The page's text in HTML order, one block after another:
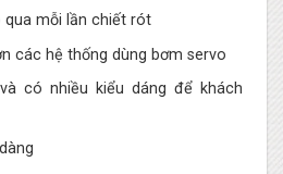
mỗi lần chiết rót
các hệ thống dùng bơm servo
có nhiều kiểu dáng để khách